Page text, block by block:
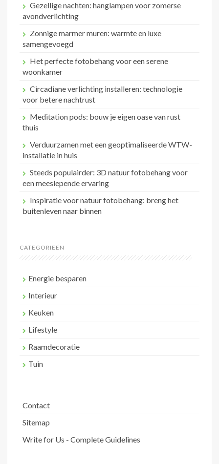
Gezellige nachten: hanglampen voor zomerse
avondverlichting
Zonnige marmer muren: warmte en luxe
samengevoegd
Het perfecte fotobehang voor een serene
woonkamer
Circadiane verlichting installeren: technologie
voor betere nachtrust
Meditation pods: bouw je eigen oase van rust
thuis
Verduurzamen met een geoptimaliseerde WTW-
installatie in huis
Steeds populairder: 3D natuur fotobehang voor
een meeslepende ervaring
Inspiratie voor natuur fotobehang: breng het
buitenleven naar binnen
CATEGORIEËN
Energie besparen
Interieur
Keuken
Lifestyle
Raamdecoratie
Tuin
Contact
Sitemap
Write for Us - Complete Guidelines